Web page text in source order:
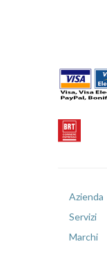
Azienda
Servizi
Marchi